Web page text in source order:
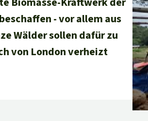
- vor allem aus
Wälder sollen dafür zu
von London verheizt